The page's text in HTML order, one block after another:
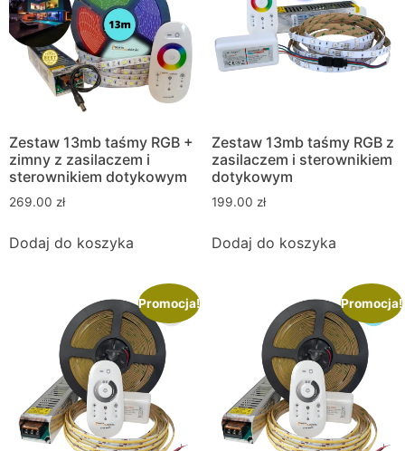
Zestaw 13mb taśmy RGB +
zimny z zasilaczem i
sterownikiem dotykowym
269.00 zł
Dodaj do koszyka
Zestaw 13mb taśmy RGB z
zasilaczem i sterownikiem
dotykowym
199.00 zł
Dodaj do koszyka
Promocja! Promocja!